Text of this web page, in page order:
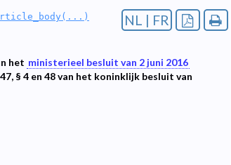
NL | FR
het ministerieel besluit van 2 juni 2016
§ 4 en 48 van het koninklijk besluit van